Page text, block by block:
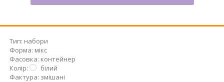
Тип: набори
Форма: мікс
Фасовка: контейнер
Колір:
білий
Фактура: змішані